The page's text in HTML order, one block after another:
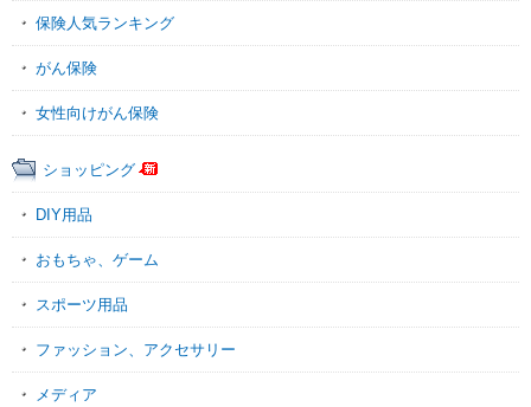
保険人気ランキング
がん保険
女性向けがん保険
ショッピング
DIY用品
おもちゃ、ゲーム
スポーツ用品
ファッション、アクセサリー
メディア